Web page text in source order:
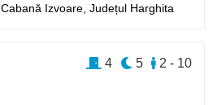
Cabană Izvoare,Județul Harghita
2 - 10
5
4